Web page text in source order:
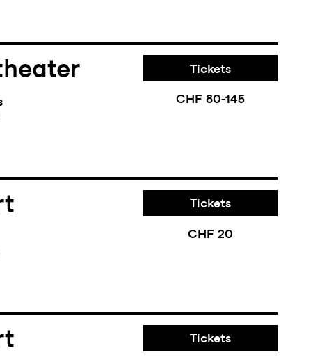
Tickets
CHF 80-145
Tickets
CHF 20
Tickets